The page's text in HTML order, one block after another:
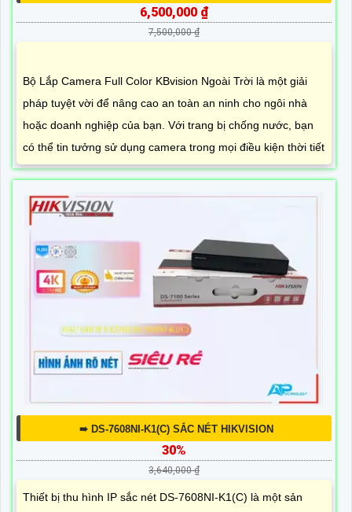
6,500,000 ₫
7,500,000 ₫
Bộ Lắp Camera Full Color KBvision Ngoài Trời là một giải
pháp tuyệt vời để nâng cao an toàn an ninh cho ngôi nhà
hoặc doanh nghiệp của bạn. Với trang bị chống nước, bạn
có thể tin tưởng sử dụng camera trong mọi điều kiện thời tiết
➠ DS-7608NI-K1(C) SẮC NÉT HIKVISION
30%
3,640,000 ₫
Thiết bị thu hình IP sắc nét DS-7608NI-K1(C) là một sản